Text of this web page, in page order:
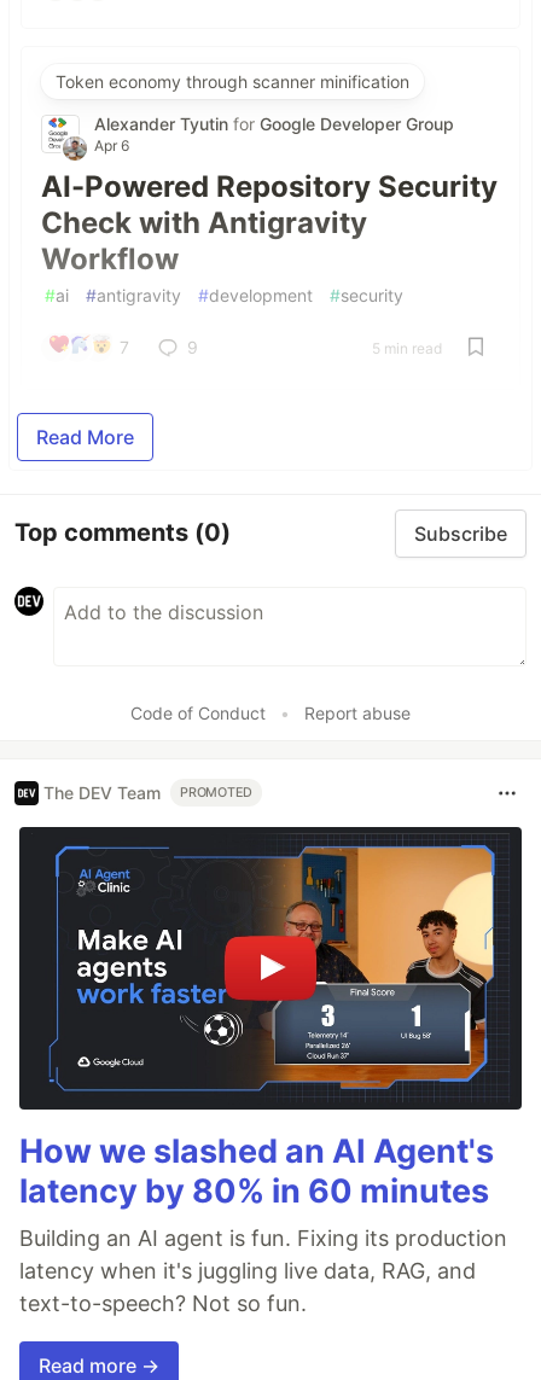
Token economy through scanner minification
Alexander Tyutin for Google Developer Group
Apr 6
AI-Powered Repository Security
Check with Antigravity
Workflow
#ai #antigravity #development #security
7 9 5 min read
Read More
Top comments (0) Subscribe
Code of Conduct • Report abuse
The DEV Team PROMOTED
How we slashed an AI Agent's
latency by 80% in 60 minutes
Building an AI agent is fun. Fixing its production
latency when it's juggling live data, RAG, and
text-to-speech? Not so fun.
Read more →